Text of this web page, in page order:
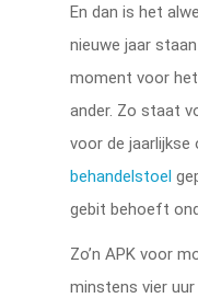
En dan is het
nieuwe jaar
moment voor
ander. Zo staat
voor de jaarlijkse
behandelstoel
gebit behoeft
Zo’n APK voor
minstens vier